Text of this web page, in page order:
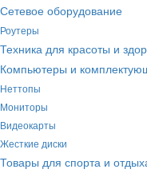
Сетевое оборудование
Роутеры
Техника для красоты и
Компьютеры и
Неттопы
Мониторы
Видеокарты
Жесткие диски
Товары для спорта и